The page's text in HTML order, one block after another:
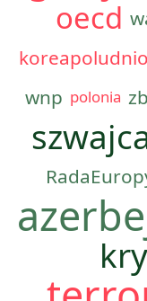
oecd
wnp polonia